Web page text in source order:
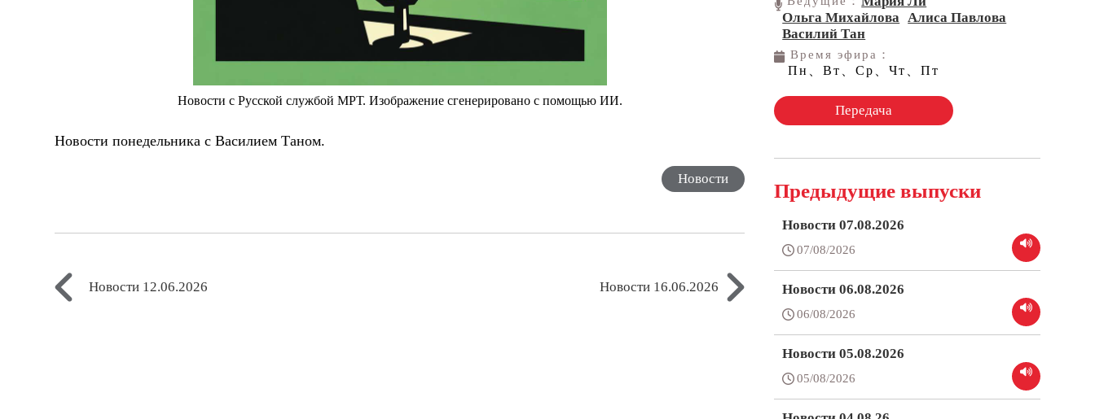
Новости с Русской службой МРТ. Изображение сгенерировано с помощью ИИ.
Новости понедельника с Василием Таном.
Новости
Новости 12.06.2026 Новости 16.06.2026
Ольга Михайлова Алиса Павлова
Василий Тан
Время эфира：
Пн、Вт、Ср、Чт、Пт
Передача
Предыдущие выпуски
Новости 07.08.2026
07/08/2026
Новости 06.08.2026
06/08/2026
Новости 05.08.2026
05/08/2026